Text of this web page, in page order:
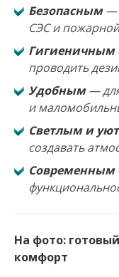
Безопасным—
СЭС и
Гигиеничным
проводить
Удобным—
и
Светлым и
создавать
Современным
На фото:
комфорт